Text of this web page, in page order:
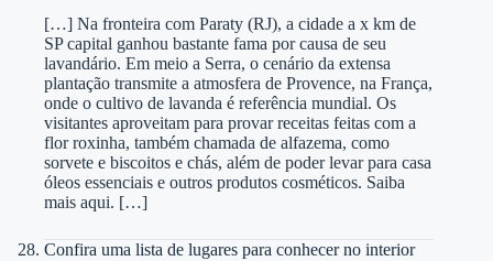
[…] Na fronteira com Paraty (RJ), a cidade a x km de
SP capital ganhou bastante fama por causa de seu
lavandário. Em meio a Serra, o cenário da extensa
plantação transmite a atmosfera de Provence, na França,
onde o cultivo de lavanda é referência mundial. Os
visitantes aproveitam para provar receitas feitas com a
flor roxinha, também chamada de alfazema, como
sorvete e biscoitos e chás, além de poder levar para casa
óleos essenciais e outros produtos cosméticos. Saiba
mais aqui. […]
Confira uma lista de lugares para conhecer no interior